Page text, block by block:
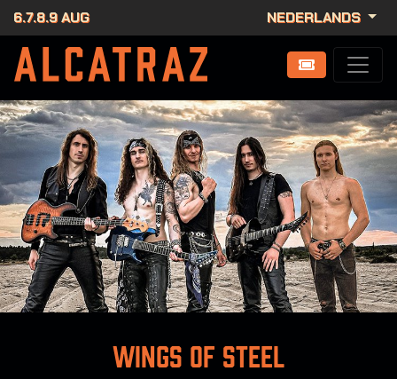
6.7.8.9 AUG NEDERLANDS
Wings Of Steel